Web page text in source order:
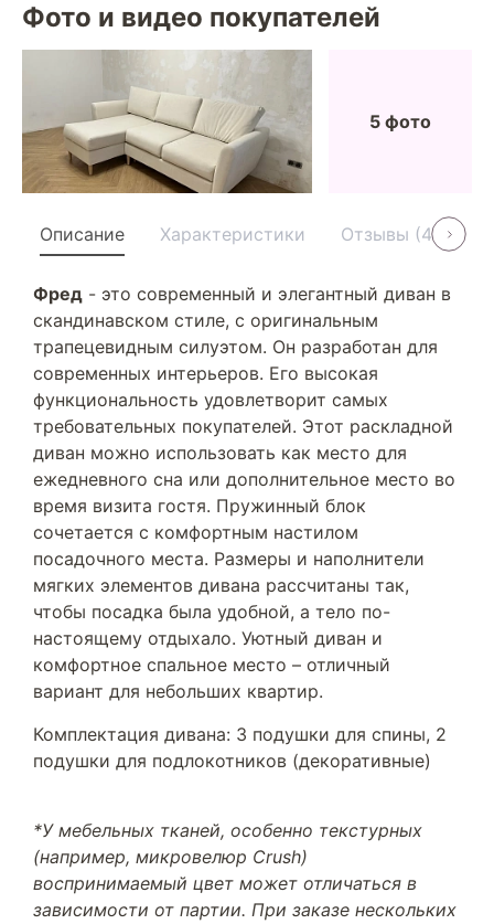
Фото и видео покупателей
5 фото
Описание Характеристики Отзывы (4)
Фред - это современный и элегантный диван в
скандинавском стиле, с оригинальным
трапецевидным силуэтом. Он разработан для
современных интерьеров. Его высокая
функциональность удовлетворит самых
требовательных покупателей. Этот раскладной
диван можно использовать как место для
ежедневного сна или дополнительное место во
время визита гостя. Пружинный блок
сочетается с комфортным настилом
посадочного места. Размеры и наполнители
мягких элементов дивана рассчитаны так,
чтобы посадка была удобной, а тело по-
настоящему отдыхало. Уютный диван и
комфортное спальное место – отличный
вариант для небольших квартир.
Комплектация дивана: 3 подушки для спины, 2
подушки для подлокотников (декоративные)
*У мебельных тканей, особенно текстурных
(например, микровелюр Crush)
воспринимаемый цвет может отличаться в
зависимости от партии. При заказе нескольких